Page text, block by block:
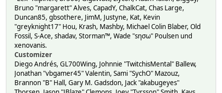
Bruno "margarett" Alves, CapadY, ChalkCat, Chas Large,
Duncan85, gbsothere, JimM, Justyne, Kat, Kevin
"greyknight17" Hou, Krash, Mashby, Michael Colin Blaber, Old
Fossil, S-Ace, shadav, Storman™, Wade "sησω" Poulsen und
xenovanis.
Customizer
Diego Andrés, GL700Wing, Johnnie "TwitchisMental" Ballew,
Jonathan "vbgamer45" Valentin, Sami "SychO" Mazouz,
Brannon "B" Hall, Gary M. Gadsdon, Jack "akabugeyes"